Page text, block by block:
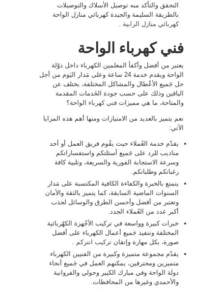
التحقق والتأكد منه توصيل الأسلاك والتوصيلات
بالطريقة السليمة والجيدة كهربائي منازل الواحة
كهربائي منازل الرابية
فني كهرباء الواحة
يعتبر من أفضل وأكفأ المعلمين الكهرباء داخل دوْلة
الواحة ويقدم خدمة 24 ساعة وعلى مَدار اليَوم من أجل
حل جَميع الأعْطال والمشاكل المختلفة، يختلف عن
الباقين وذلك على حسب جودة الخَدمات المقدمة
والمتاحة، ما هي مميزات فني كهرباء الواحة؟
نعم يتميز بالعديد من الامتيازات ومنها أهم هذه المزايا
الآتي:
يقدّم خدمة العُملاء حيث يقُوم فريق العمل أو أحد
مناديب للرد على جَميع أسئلتكم واستفساراتكم
وسرعة الاستجابة الفورية والسريعة، وتلبية كافة
رغباتكم وطلباتكم.
يتمتع بالخبرة والكفاءة الكافية المكتسبة على مَدار
السنوات الماضية السابقة، كما يتميز بالثقة والأمان
وتعتبر من أفضل وأحسن الطرق والوسائل لجذب
أكبر عدد من العُملاء الجدد.
خبرات كبيرة وواسعة في تركيب الأجْهزة الكهْربائية
المختلفة وتنفيذ جَميع أعمال الكهرباء على أفضل
صورة، بكل مهارة وإتقان تركيب انتركم
يقدّم مجموعة متميزة وكبيرة من الفنيين الكهرباء
متميزين ومحترفين، يمكنهم العمل في جَميع أنحاء
دولة الواحة وفي مبارك الكبير وحولي والفروانية
والأحمدي وغيرها من المحافظات.